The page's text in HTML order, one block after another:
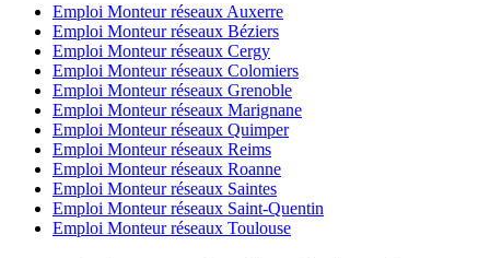
Emploi Monteur réseaux Auxerre
Emploi Monteur réseaux Béziers
Emploi Monteur réseaux Cergy
Emploi Monteur réseaux Colomiers
Emploi Monteur réseaux Grenoble
Emploi Monteur réseaux Marignane
Emploi Monteur réseaux Quimper
Emploi Monteur réseaux Reims
Emploi Monteur réseaux Roanne
Emploi Monteur réseaux Saintes
Emploi Monteur réseaux Saint-Quentin
Emploi Monteur réseaux Toulouse